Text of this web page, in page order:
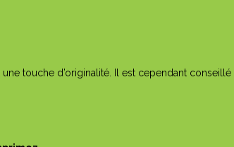
touche d’originalité. Il est cependant